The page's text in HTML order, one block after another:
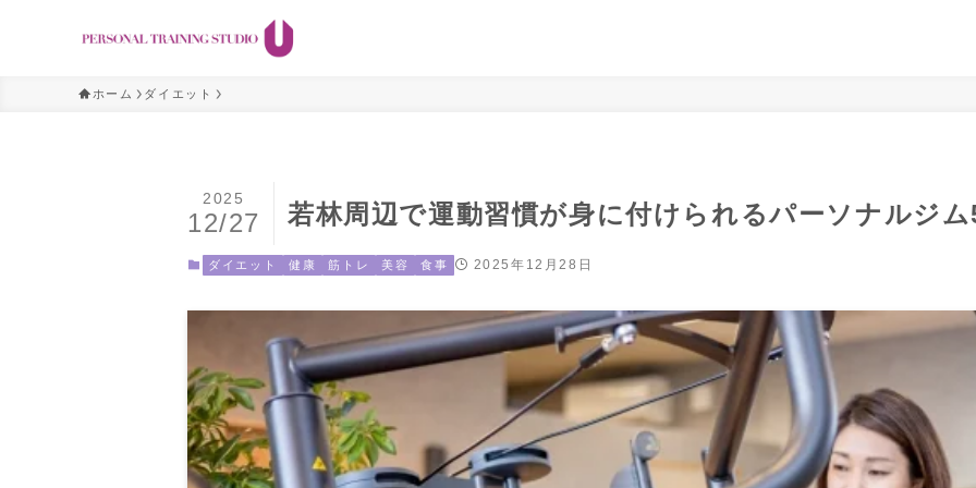
ホーム ダイエット
若林周辺で運動習慣が身に付けられるパーソナルジ
2025
12/27
ダイエット 健康 筋トレ 美容 食事 2025年12月28日